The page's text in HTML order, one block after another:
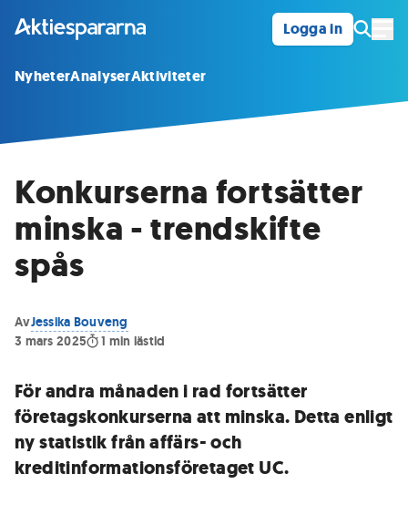
Logga in
NyheterAnalyserAktiviteter
Konkurserna fortsätter
minska - trendskifte
spås
AvJessika Bouveng
3 mars 2025
1 min lästid
För andra månaden i rad fortsätter
företagskonkurserna att minska. Detta enligt
ny statistik från affärs- och
kreditinformationsföretaget UC.